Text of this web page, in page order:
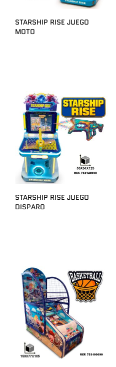
STARSHIP RISE JUEGO
MOTO
STARSHIP RISE JUEGO
DISPARO